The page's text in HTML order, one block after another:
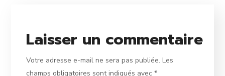
Laisser un commentaire
Votre adresse e-mail ne sera pas publiée. Les
champs obligatoires sont indiqués avec*